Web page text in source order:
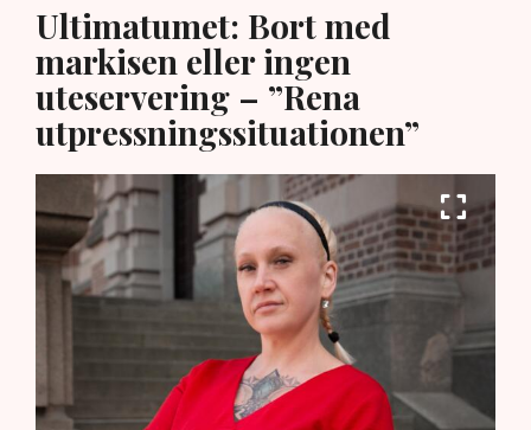
Ultimatumet: Bort med
markisen eller ingen
uteservering – ”Rena
utpressningssituationen”